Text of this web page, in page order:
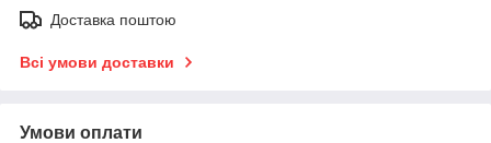
Доставка поштою
Всі умови доставки
Умови оплати